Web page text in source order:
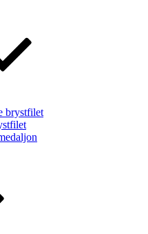
brystfilet